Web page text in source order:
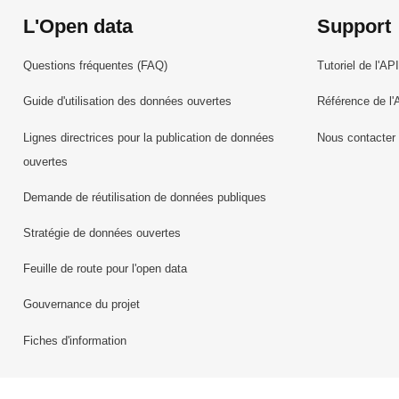
L'Open data
Questions fréquentes (FAQ)
Guide d'utilisation des données ouvertes
Lignes directrices pour la publication de données
ouvertes
Demande de réutilisation de données publiques
Stratégie de données ouvertes
Feuille de route pour l'open data
Gouvernance du projet
Fiches d'information
Support
Tutoriel de l'API
Référence de
Nous contacter